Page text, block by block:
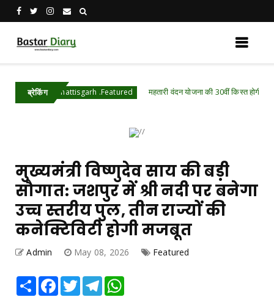
ब्रेकिंग
Chhattisgarh .Featured महतारी वंदन योजना की 30वीं किस्त होगी जारी, ऐसे चेक
मुख्यमंत्री विष्णुदेव साय की बड़ी
सौगात: जशपुर में श्री नदी पर बनेगा
उच्च स्तरीय पुल, तीन राज्यों की
कनेक्टिविटी होगी मजबूत
Admin May 08, 2026 Featured
Share Facebook
TwitterTelegram